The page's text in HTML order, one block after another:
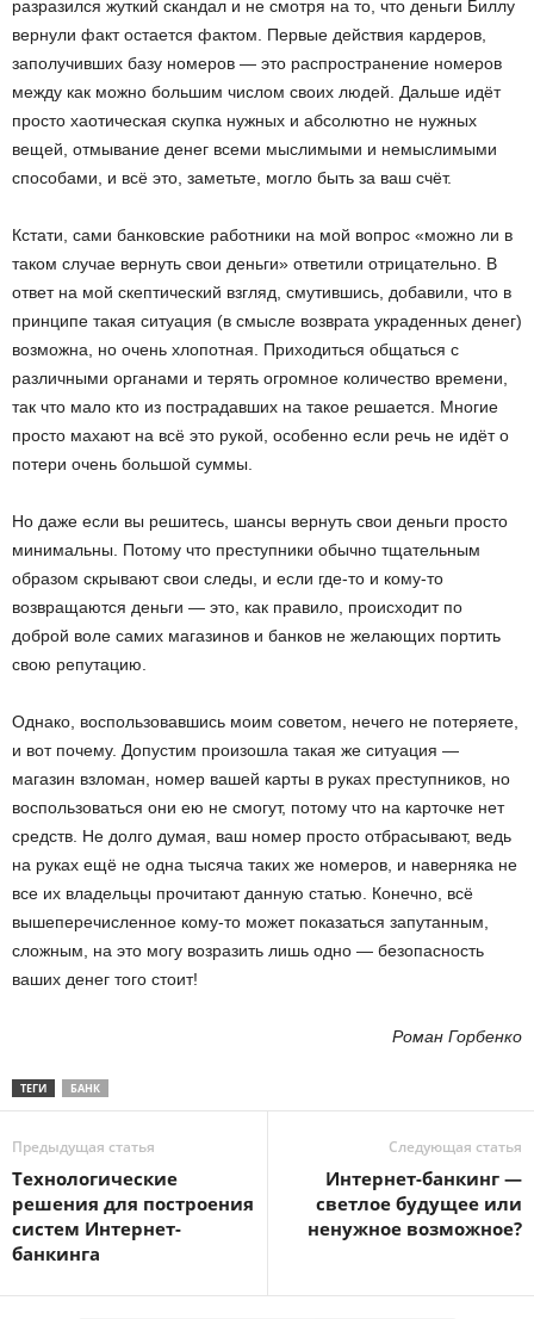
разразился жуткий скандал и не смотря на то, что деньги Биллу
вернули факт остается фактом. Первые действия кардеров,
заполучивших базу номеров — это распространение номеров
между как можно большим числом своих людей. Дальше идёт
просто хаотическая скупка нужных и абсолютно не нужных
вещей, отмывание денег всеми мыслимыми и немыслимыми
способами, и всё это, заметьте, могло быть за ваш счёт.
Кстати, сами банковские работники на мой вопрос «можно ли в
таком случае вернуть свои деньги» ответили отрицательно. В
ответ на мой скептический взгляд, смутившись, добавили, что в
принципе такая ситуация (в смысле возврата украденных денег)
возможна, но очень хлопотная. Приходиться общаться с
различными органами и терять огромное количество времени,
так что мало кто из пострадавших на такое решается. Многие
просто махают на всё это рукой, особенно если речь не идёт о
потери очень большой суммы.
Но даже если вы решитесь, шансы вернуть свои деньги просто
минимальны. Потому что преступники обычно тщательным
образом скрывают свои следы, и если где-то и кому-то
возвращаются деньги — это, как правило, происходит по
доброй воле самих магазинов и банков не желающих портить
свою репутацию.
Однако, воспользовавшись моим советом, нечего не потеряете,
и вот почему. Допустим произошла такая же ситуация —
магазин взломан, номер вашей карты в руках преступников, но
воспользоваться они ею не смогут, потому что на карточке нет
средств. Не долго думая, ваш номер просто отбрасывают, ведь
на руках ещё не одна тысяча таких же номеров, и наверняка не
все их владельцы прочитают данную статью. Конечно, всё
вышеперечисленное кому-то может показаться запутанным,
сложным, на это могу возразить лишь одно — безопасность
ваших денег того стоит!
Роман Горбенко
ТЕГИ БАНК
Предыдущая статья
Технологические
решения для построения
систем Интернет-
банкинга
Следующая статья
Интернет-банкинг —
светлое будущее или
ненужное возможное?